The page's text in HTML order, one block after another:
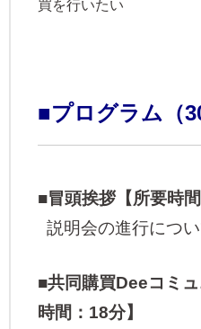
買を行いたい
■プログラム（
■冒頭挨拶【所要時間
説明会の進行につ
■共同購買Deeコミ
時間：18分】